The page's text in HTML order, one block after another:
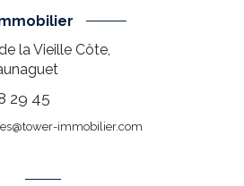
la Vieille Côte,
29 45
immobilier.com